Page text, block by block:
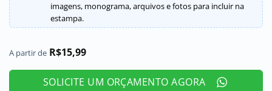
imagens, monograma, arquivos e fotos para incluir na
estampa.
A partir de R$15,99
SOLICITE UM ORÇAMENTO AGORA